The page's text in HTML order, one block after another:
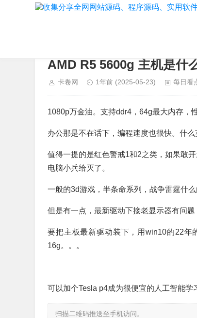
AMD R5 5600g 主机是什
卡卷网 1年前 (2025-05-23) 每日看
1080p万金油。支持ddr4，64g最大内存，
办公那是不在话下，编程速度也很快。什
值得一提的是红色警戒1和2之类，如果敢
电脑小兵给灭了。
一般的3d游戏，半条命系列，战争雷霆什么
但是有一点，最新驱动下接老显示器有问
要把主板最新驱动装下，用win10的22
16g。。。
可以加个Tesla p4成为很便宜的人工智能学
扫描二维码推送至手机访问。